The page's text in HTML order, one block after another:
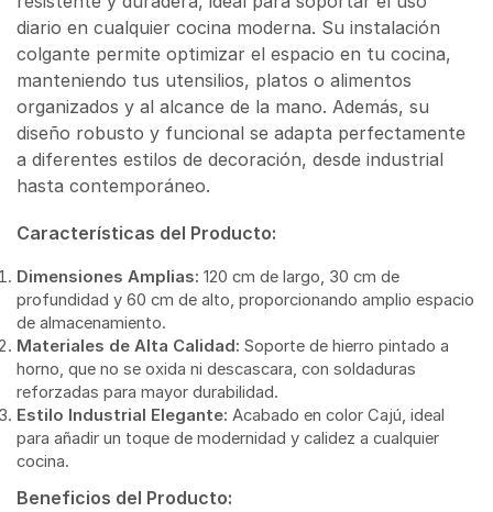
diario en cualquier cocina moderna. Su instalación
colgante permite optimizar el espacio en tu cocina,
manteniendo tus utensilios, platos o alimentos
organizados y al alcance de la mano. Además, su
diseño robusto y funcional se adapta perfectamente
a diferentes estilos de decoración, desde industrial
hasta contemporáneo.
Características del Producto:
Dimensiones Amplias: 120 cm de largo, 30 cm de
profundidad y 60 cm de alto, proporcionando amplio espacio
de almacenamiento.
Materiales de Alta Calidad: Soporte de hierro pintado a
horno, que no se oxida ni descascara, con soldaduras
reforzadas para mayor durabilidad.
Estilo Industrial Elegante: Acabado en color Cajú, ideal
para añadir un toque de modernidad y calidez a cualquier
cocina.
Beneficios del Producto: